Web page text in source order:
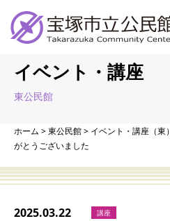
イベント・講座
東公民館
ホーム >東公民館> イベント・講座（東）
がとうございました
2025.03.22 講座